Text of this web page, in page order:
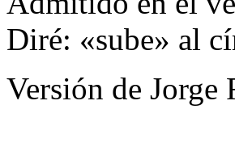
Diré: «sube» al
Versión de Jorge